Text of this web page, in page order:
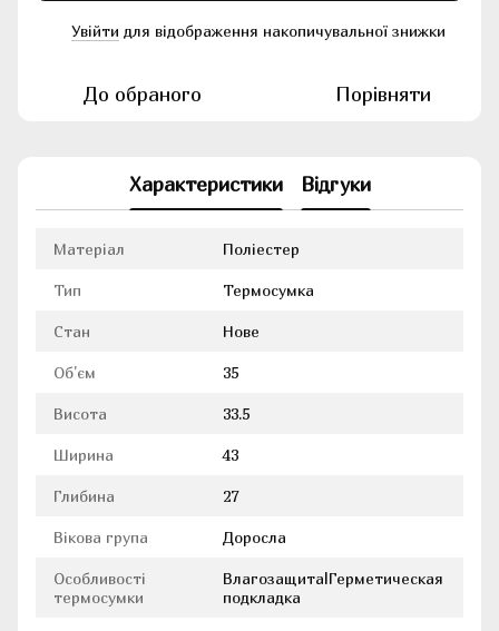
Увійти для відображення накопичувальної знижки
До обраного Порівняти
Характеристики Відгуки
Матеріал Поліестер
Тип Термосумка
Стан Нове
Об'єм 35
Висота 33.5
Ширина 43
Глибина 27
Вікова група Доросла
Особливості
термосумки
Влагозащита|Герметическая
подкладка